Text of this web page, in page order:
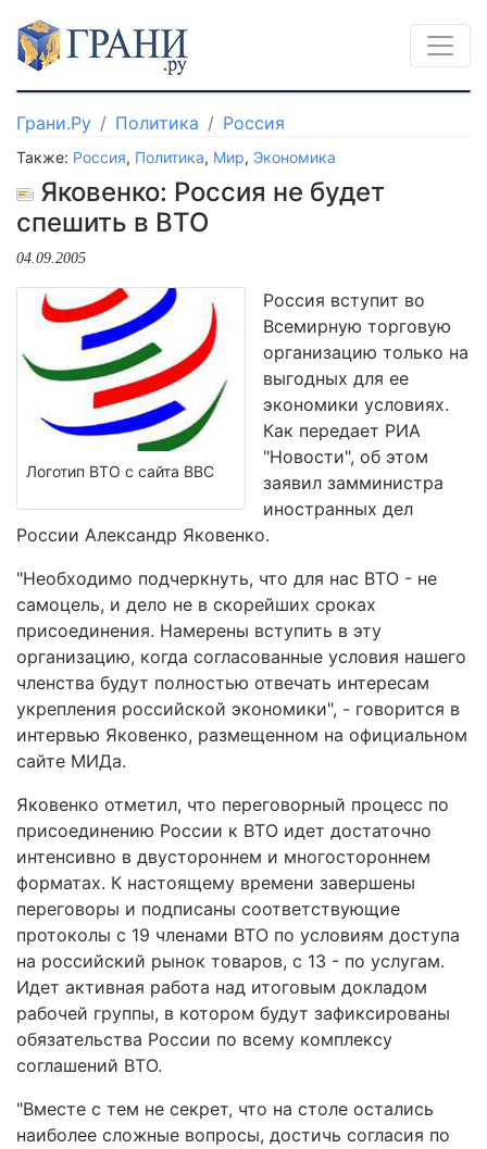
Грани.Ру Политика Россия
Также: Россия, Политика, Мир, Экономика
Яковенко: Россия не будет
спешить в ВТО
04.09.2005
Логотип ВТО с сайта ВВС
Россия вступит во
Всемирную торговую
организацию только на
выгодных для ее
экономики условиях.
Как передает РИА
"Новости", об этом
заявил замминистра
иностранных дел
России Александр Яковенко.
"Необходимо подчеркнуть, что для нас ВТО - не
самоцель, и дело не в скорейших сроках
присоединения. Намерены вступить в эту
организацию, когда согласованные условия нашего
членства будут полностью отвечать интересам
укрепления российской экономики", - говорится в
интервью Яковенко, размещенном на официальном
сайте МИДа.
Яковенко отметил, что переговорный процесс по
присоединению России к ВТО идет достаточно
интенсивно в двустороннем и многостороннем
форматах. К настоящему времени завершены
переговоры и подписаны соответствующие
протоколы с 19 членами ВТО по условиям доступа
на российский рынок товаров, с 13 - по услугам.
Идет активная работа над итоговым докладом
рабочей группы, в котором будут зафиксированы
обязательства России по всему комплексу
соглашений ВТО.
"Вместе с тем не секрет, что на столе остались
наиболее сложные вопросы, достичь согласия по